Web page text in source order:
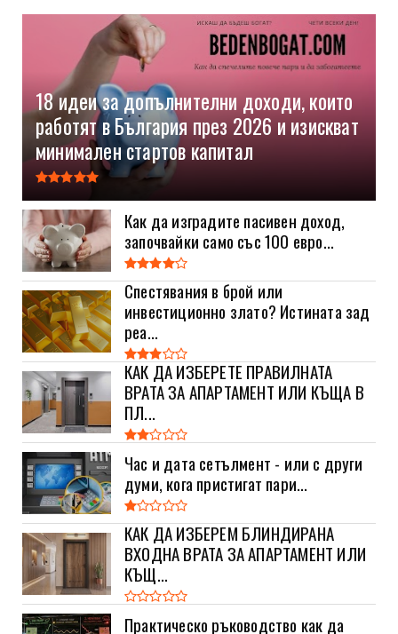
18 идеи за допълнителни доходи, които
работят в България през 2026 и изискват
минимален стартов капитал
Как да изградите пасивен доход,
започвайки само със 100 евро...
Спестявания в брой или
инвестиционно злато? Истината зад
реа...
КАК ДА ИЗБЕРЕТЕ ПРАВИЛНАТА
ВРАТА ЗА АПАРТАМЕНТ ИЛИ КЪЩА В
ПЛ...
Час и дата сетълмент - или с други
думи, кога пристигат пари...
КАК ДА ИЗБЕРЕМ БЛИНДИРАНА
ВХОДНА ВРАТА ЗА АПАРТАМЕНТ ИЛИ
КЪЩ...
Практическо ръководство как да